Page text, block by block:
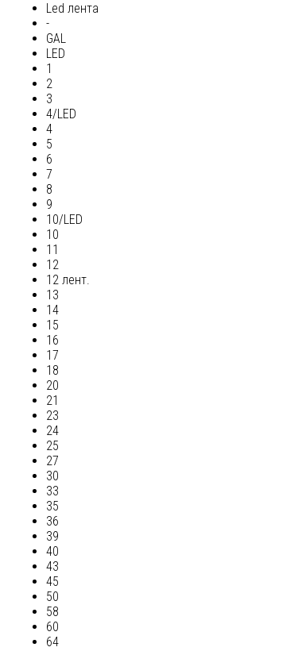
Led лента
-
GAL
LED
1
2
3
4/LED
4
5
6
7
8
9
10/LED
10
11
12
12 лент.
13
14
15
16
17
18
20
21
23
24
25
27
30
33
35
36
39
40
43
45
50
58
60
64